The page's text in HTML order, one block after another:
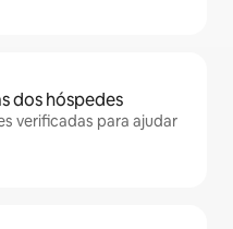
dos hóspedes
verificadas para ajudar